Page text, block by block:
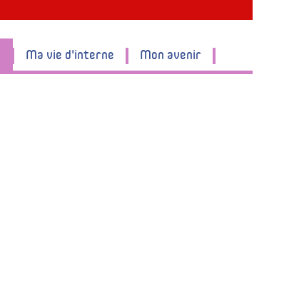
Ma vie d'interne Mon avenir